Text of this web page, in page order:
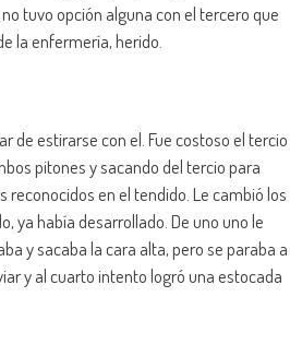
tuvo opción alguna con el tercero que
la enfermería, herido.
de estirarse con el. Fue costoso el tercio
pitones y sacando del tercio para
en el tendido. Le cambió los
ya había desarrollado. De uno uno le
y sacaba la cara alta, pero se paraba a
y al cuarto intento logró una estocada